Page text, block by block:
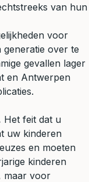
van hun
voor
generatie over te
gevallen lager
en Antwerpen
Het feit dat u
uw kinderen
en moeten
kinderen
maar voor